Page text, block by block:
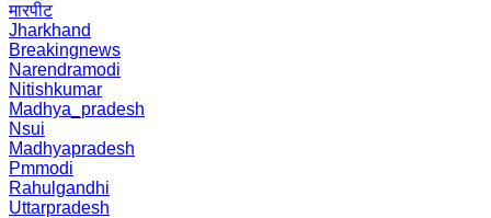
मारपीट
Jharkhand
Breakingnews
Narendramodi
Nitishkumar
Madhya_pradesh
Nsui
Madhyapradesh
Pmmodi
Rahulgandhi
Uttarpradesh